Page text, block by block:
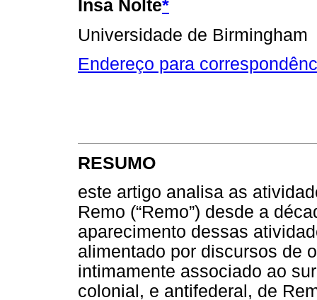
Insa Nolte*
Universidade de Birmingham
Endereço para
RESUMO
este artigo analisa as
Remo (“Remo”) desde a
aparecimento dessas
alimentado por discursos de
intimamente associado ao
colonial, e antifederal, de